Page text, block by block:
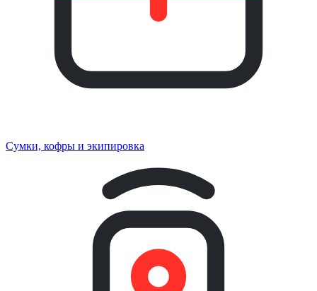
Сумки, кофры и экипировка